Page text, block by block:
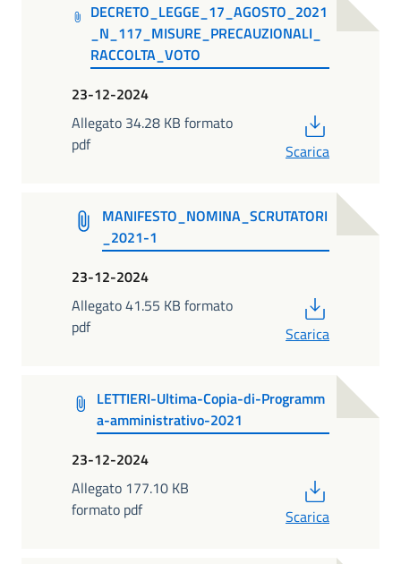
DECRETO_LEGGE_17_AGOSTO_2021
_N_117_MISURE_PRECAUZIONALI_
RACCOLTA_VOTO
23-12-2024
Allegato 34.28 KB formato
pdf
Scarica
MANIFESTO_NOMINA_SCRUTATORI
_2021-1
23-12-2024
Allegato 41.55 KB formato
pdf
Scarica
LETTIERI-Ultima-Copia-di-Programm
a-amministrativo-2021
23-12-2024
Allegato 177.10 KB
formato pdf
Scarica